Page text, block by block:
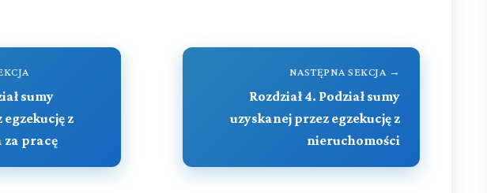
sumy
z
pracę
NASTĘPNA SEKCJA →
Rozdział 4. Podział sumy
uzyskanej przez egzekucję z
nieruchomości